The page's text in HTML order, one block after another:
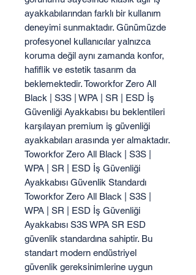
ayakkabılarından farklı bir kullanım
deneyimi sunmaktadır. Günümüzde
profesyonel kullanıcılar yalnızca
koruma değil aynı zamanda konfor,
hafiflik ve estetik tasarım da
beklemektedir. Toworkfor Zero All
Black | S3S | WPA | SR | ESD İş
Güvenliği Ayakkabısı bu beklentileri
karşılayan premium iş güvenliği
ayakkabıları arasında yer almaktadır.
Toworkfor Zero All Black | S3S |
WPA | SR | ESD İş Güvenliği
Ayakkabısı Güvenlik Standardı
Toworkfor Zero All Black | S3S |
WPA | SR | ESD İş Güvenliği
Ayakkabısı S3S WPA SR ESD
güvenlik standardına sahiptir. Bu
standart modern endüstriyel
güvenlik gereksinimlerine uygun